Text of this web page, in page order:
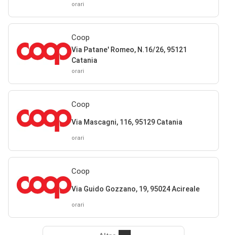
orari
Coop
Via Patane' Romeo, N.16/26, 95121
Catania
orari
Coop
Via Mascagni, 116, 95129 Catania
orari
Coop
Via Guido Gozzano, 19, 95024 Acireale
orari